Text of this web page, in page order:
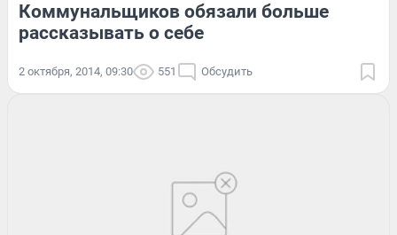
Коммунальщиков обязали больше
рассказывать о себе
2 октября, 2014, 09:30 551 Обсудить